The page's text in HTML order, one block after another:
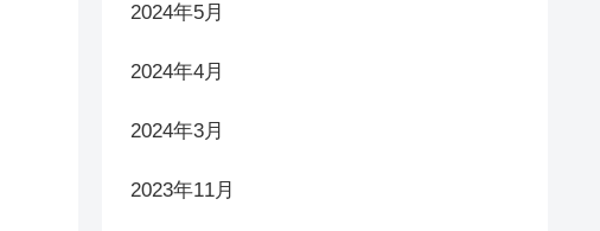
2024年5月
2024年4月
2024年3月
2023年11月